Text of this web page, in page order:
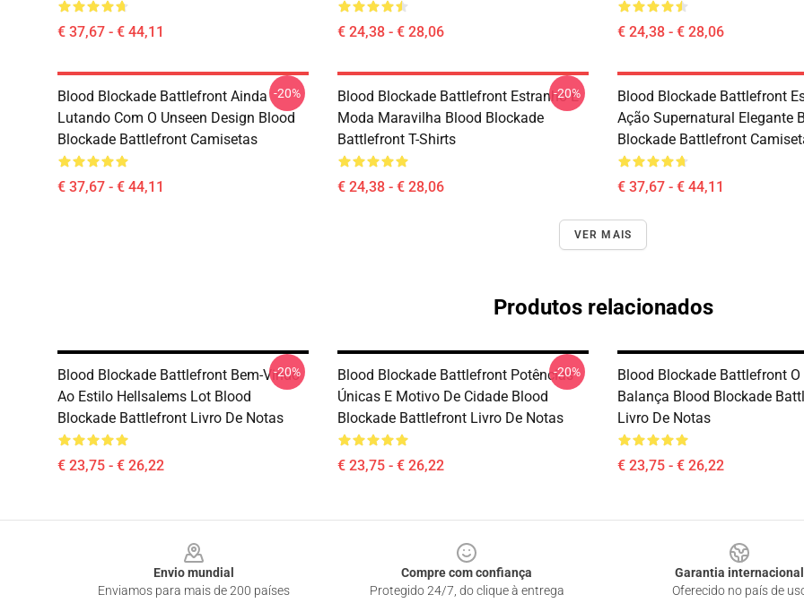
€ 37,67 - € 44,11 € 24,38 - € 28,06 € 24,38 - € 28,06
Blood Blockade Battlefront Ainda
Lutando Com O Unseen Design Blood
Blockade Battlefront Camisetas
€ 37,67 - € 44,11
-20%
Blood Blockade Battlefront Estranho E
Moda Maravilha Blood Blockade
Battlefront T-Shirts
€ 24,38 - € 28,06
-20%
Blood Blockade Battlefront
Ação Supernatural Elegante
Blockade Battlefront
€ 37,67 - € 44,11
VER MAIS
Produtos relacionados
Blood Blockade Battlefront Bem-Vindo
Ao Estilo Hellsalems Lot Blood
Blockade Battlefront Livro De Notas
€ 23,75 - € 26,22
-20%
Blood Blockade Battlefront Potências
Únicas E Motivo De Cidade Blood
Blockade Battlefront Livro De Notas
€ 23,75 - € 26,22
-20%
Blood Blockade Battlefront O
Balança Blood Blockade
Livro De Notas
€ 23,75 - € 26,22
Envio mundial
Enviamos para mais de 200 países
Compre com confiança
Protegido 24/7, do clique à entrega
Garantia internacional
Oferecido no país de